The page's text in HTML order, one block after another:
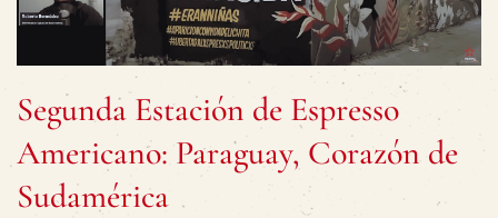
Segunda Estación de Espresso
Americano: Paraguay, Corazón de
Sudamérica